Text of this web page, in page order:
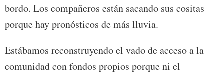
bordo. Los compañeros están sacando sus cositas
porque hay pronósticos de más lluvia.
Estábamos reconstruyendo el vado de acceso a la
comunidad con fondos propios porque ni el